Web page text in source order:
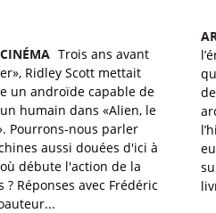
Trois ans avant
Ridley Scott mettait
un androïde capable de
humain dans «Alien, le
Pourrons-nous parler
aussi douées d'ici à
débute l'action de la
? Réponses avec Frédéric